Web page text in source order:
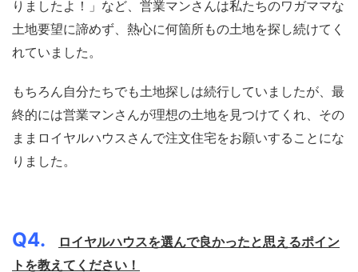
りましたよ！」など、営業マンさんは私たちのワガママな
土地要望に諦めず、熱心に何箇所もの土地を探し続けてく
れていました。
もちろん自分たちでも土地探しは続行していましたが、最
終的には営業マンさんが理想の土地を見つけてくれ、その
ままロイヤルハウスさんで注文住宅をお願いすることにな
りました。
Q4.
ロイヤルハウスを選んで良かったと思えるポイン
トを教えてください！